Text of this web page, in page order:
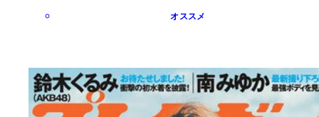
オススメ